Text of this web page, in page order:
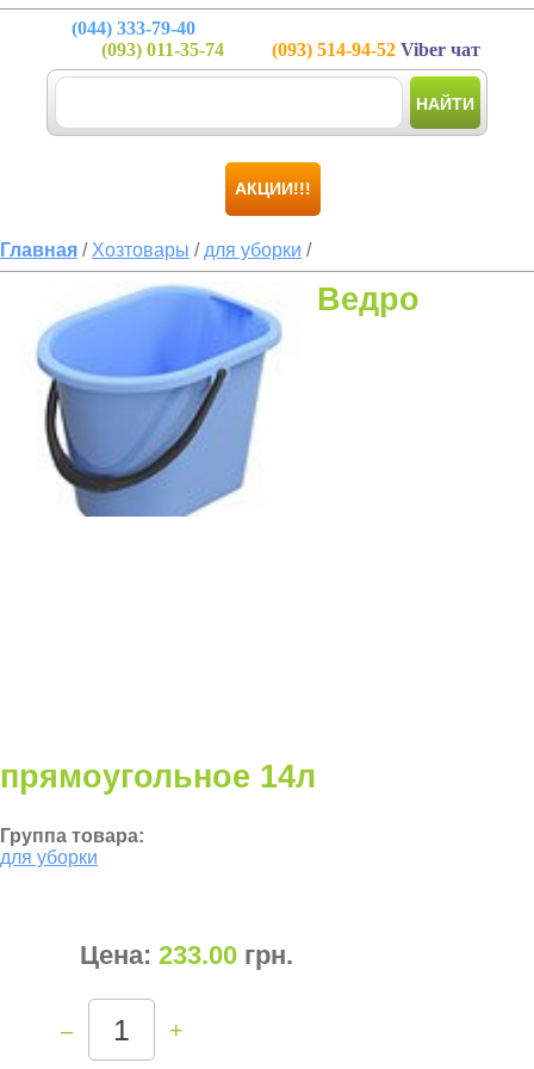
(044) 333-79-40
(093) 011-35-74 (093) 514-94-52 Viber чат
НАЙТИ
АКЦИИ!!!
Главная / Хозтовары / для уборки /
Ведро
прямоугольное 14л
Группа товара:
для уборки
Цена: 233.00 грн.
– +